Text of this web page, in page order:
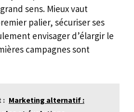
sens. Mieux vaut
palier, sécuriser ses
envisager d’élargir le
campagnes sont
: Marketing alternatif :